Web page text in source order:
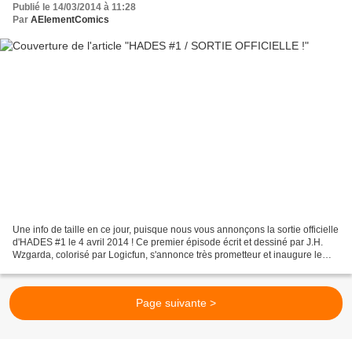
Publié le 14/03/2014 à 11:28
Par AElementComics
Une info de taille en ce jour, puisque nous vous annonçons la sortie officielle
d'HADES #1 le 4 avril 2014 ! Ce premier épisode écrit et dessiné par J.H.
Wzgarda, colorisé par Logicfun, s'annonce très prometteur et inaugure le
Page suivante >